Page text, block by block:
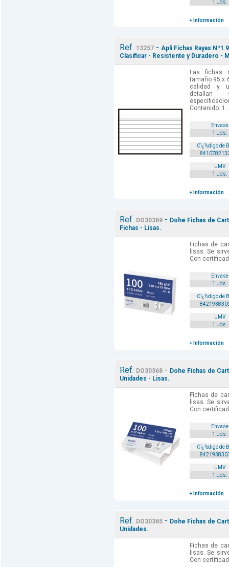
1 Uds.
+ Información
Ref. 13257- Apli Fichas Rayas Nº1
Clasificar - Resistente y Duradero -
Las fichas
tamaño 95 x
calidad y
detallan
Contenido:
Envase
1 Uds.
Cï¿½digo de
UMV
1 Uds.
+ Información
Ref. DO30369- Dohe Fichas de
Fichas - Lisas.
Fichas de
lisas. Se
Con
Envase
1 Uds.
Cï¿½digo de
UMV
1 Uds.
+ Información
Ref. DO30368- Dohe Fichas de
Unidades - Lisas.
Fichas de
lisas. Se
Con
Envase
1 Uds.
Cï¿½digo de
UMV
1 Uds.
+ Información
Ref. DO30365- Dohe Fichas de
Unidades.
Fichas de
lisas. Se
Con